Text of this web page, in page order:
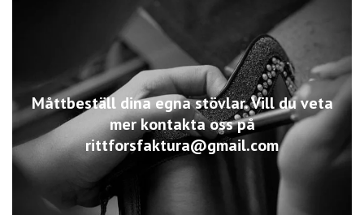
Måttbeställ dina egna stövlar. Vill du veta
mer kontakta oss på
rittforsfaktura@gmail.com